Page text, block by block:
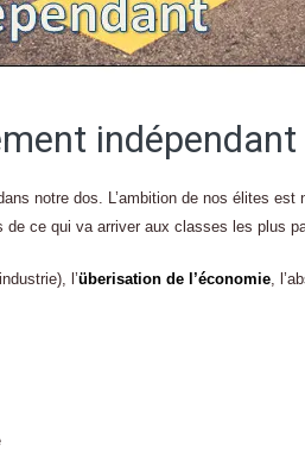
notre dos. L’ambition de nos élites est
de ce qui va arriver aux classes les plus
l’überisation de l’économie,